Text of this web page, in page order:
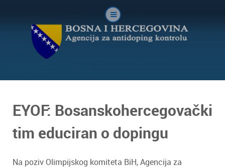
EYOF: Bosanskohercegovački
tim educiran o dopingu
Na poziv Olimpijskog komiteta BiH, Agencija za